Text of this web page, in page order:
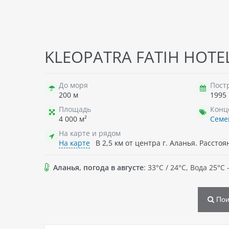
KLEOPATRA FATIH
До моря
200 м
1995
Площадь
4 000 м²
На карте и рядом
На карте
В 2,5 км от центра г. Аланья.
Аланья, погода в августе: 33°C / 24°C, Вода
Турция , Отель состоит из одного
пятиэтажного главного здания и
корпуса. Лифт только в главном
здании. Всего 105 номеров.
621 432
₸ - 2026-10-11 , 7 ноч. , 2 взр.
→подробнее о туре
→